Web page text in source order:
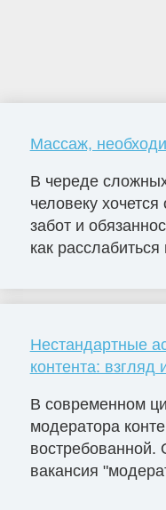
Массаж,
В череде
человеку
забот и
как расслабиться
Нестандартные
контента: взгляд
В современном
модератора
востребованной.
вакансия